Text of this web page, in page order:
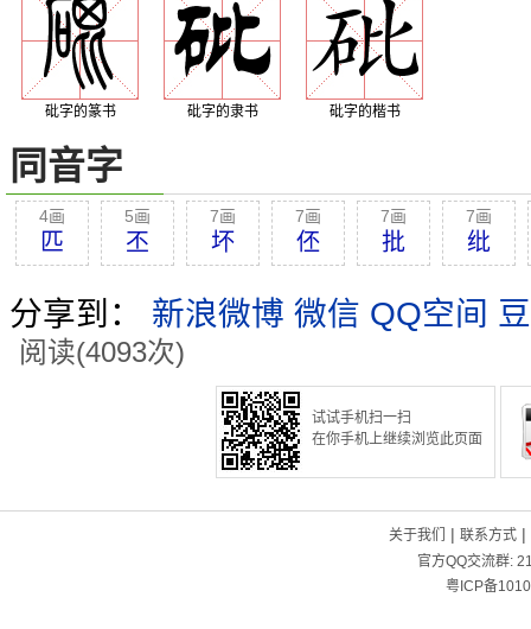
砒字的篆书 砒字的隶书 砒字的楷书
同音字
4画
匹
5画
丕
7画
坏
7画
伾
7画
批
7画
纰
分享到： 新浪微博 微信 QQ空间
阅读(4093次)
试试手机扫一扫
在你手机上继续浏览此页面
关于我们 | 联系方式|
官方QQ交流群:
粤ICP备